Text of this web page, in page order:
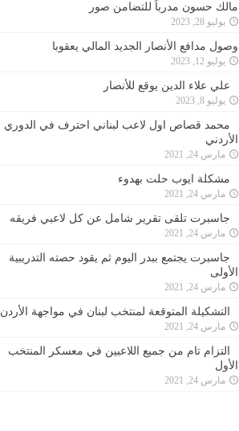
مالك حسون مدرباً للتضامن صور
يوليو 28, 2023
وصول مدافع الأنصار الجديد المالي يعقوبا
يوليو 12, 2023
علي علاء الدين يوقع للأنصار
يوليو 8, 2023
محمد قصاص اول لاعب لبناني احترف في الدوري
الأردني
مارس 24, 2021
مشكلة ايوب حلت بهدوء
مارس 24, 2021
جاسبرت تلقى تقرير شامل عن كل لاعبي فريقه
مارس 24, 2021
جاسبرت يجتمع ببدر اليوم ثم يقود حصته التدريبية
الأولى
مارس 24, 2021
التشكيلة المتوقعة لمنتخب لبنان في مواجهة الأردن
مارس 24, 2021
التزام تام من جميع اللاعبين في معسكر المنتخب
الأول
مارس 24, 2021